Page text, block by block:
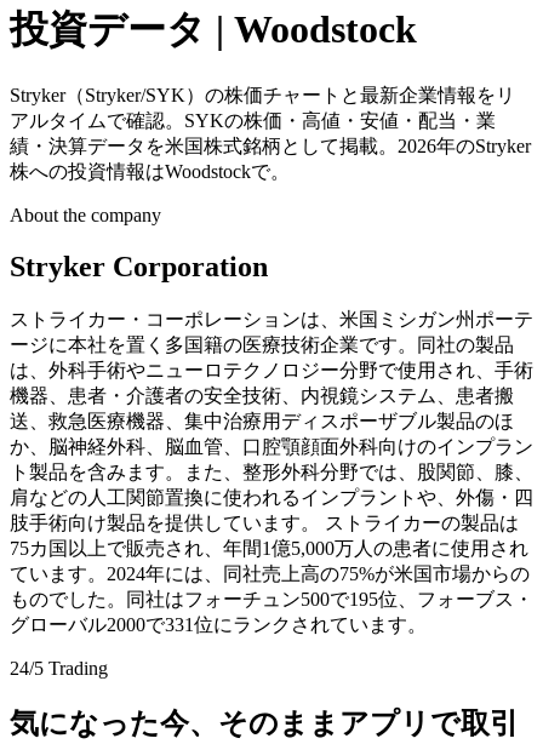
投資データ | Woodstock
Stryker（Stryker/SYK）の株価チャートと最新企業情報をリ
アルタイムで確認。SYKの株価・高値・安値・配当・業
績・決算データを米国株式銘柄として掲載。2026年のStryker
株への投資情報はWoodstockで。
About the company
Stryker Corporation
ストライカー・コーポレーションは、米国ミシガン州ポーテ
ージに本社を置く多国籍の医療技術企業です。同社の製品
は、外科手術やニューロテクノロジー分野で使用され、手術
機器、患者・介護者の安全技術、内視鏡システム、患者搬
送、救急医療機器、集中治療用ディスポーザブル製品のほ
か、脳神経外科、脳血管、口腔顎顔面外科向けのインプラン
ト製品を含みます。また、整形外科分野では、股関節、膝、
肩などの人工関節置換に使われるインプラントや、外傷・四
肢手術向け製品を提供しています。 ストライカーの製品は
75カ国以上で販売され、年間1億5,000万人の患者に使用され
ています。2024年には、同社売上高の75%が米国市場からの
ものでした。同社はフォーチュン500で195位、フォーブス・
グローバル2000で331位にランクされています。
24/5 Trading
気になった今、そのままアプリで取引